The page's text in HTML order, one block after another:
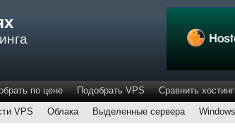
по цене Подобрать VPS Сравнить
VPS Облака Выделенные сервера Windows